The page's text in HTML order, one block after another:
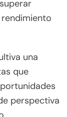
para
mental,